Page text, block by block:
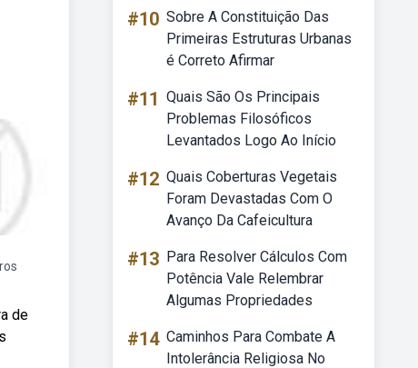
de
#10 Sobre A Constituição Das
Primeiras Estruturas Urbanas
é Correto Afirmar
#11 Quais São Os Principais
Problemas Filosóficos
Levantados Logo Ao Início
#12 Quais Coberturas Vegetais
Foram Devastadas Com O
Avanço Da Cafeicultura
#13 Para Resolver Cálculos Com
Potência Vale Relembrar
Algumas Propriedades
#14 Caminhos Para Combate A
Intolerância Religiosa No